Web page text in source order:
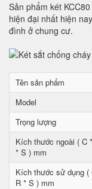
Sản phẩm két
hiện đại nhất hiện
đình ở chung cư.
Tên sản phẩm
Model
Trọng lượng
Kích thước ngoài ( C
* S ) mm
Kích thước sử dụng (
R * S ) mm